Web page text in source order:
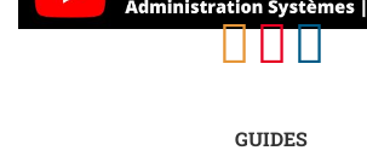
GUIDES